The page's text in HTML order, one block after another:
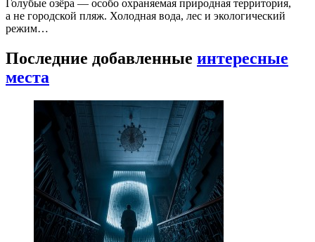
Голубые озёра — особо охраняемая природная территория,
а не городской пляж. Холодная вода, лес и экологический
режим…
Последние добавленные интересные
места